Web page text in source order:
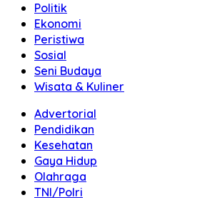
Politik
Ekonomi
Peristiwa
Sosial
Seni Budaya
Wisata & Kuliner
Advertorial
Pendidikan
Kesehatan
Gaya Hidup
Olahraga
TNI/Polri